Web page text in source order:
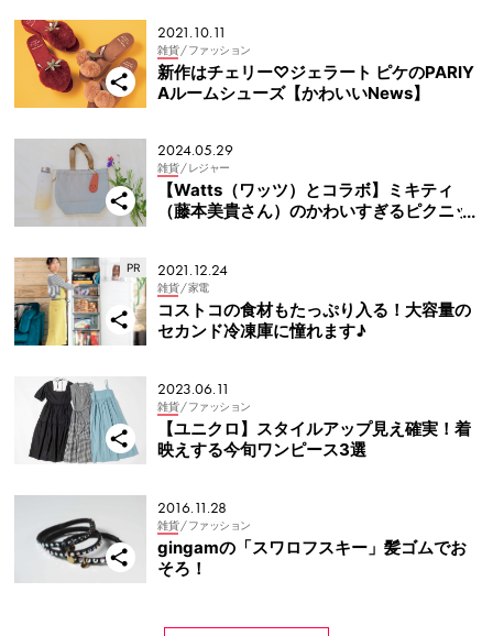
2021.10.11
雑貨 / ファッション
新作はチェリー♡ジェラート ピケのPARIY
Aルームシューズ【かわいいNews】
2024.05.29
雑貨 / レジャー
【Watts（ワッツ）とコラボ】ミキティ
（藤本美貴さん）のかわいすぎるピクニッ
2021.12.24
雑貨 / 家電
コストコの食材もたっぷり入る！大容量の
セカンド冷凍庫に憧れます♪
2023.06.11
雑貨 / ファッション
【ユニクロ】スタイルアップ見え確実！着
映えする今旬ワンピース3選
2016.11.28
雑貨 / ファッション
gingamの「スワロフスキー」髪ゴムでお
そろ！